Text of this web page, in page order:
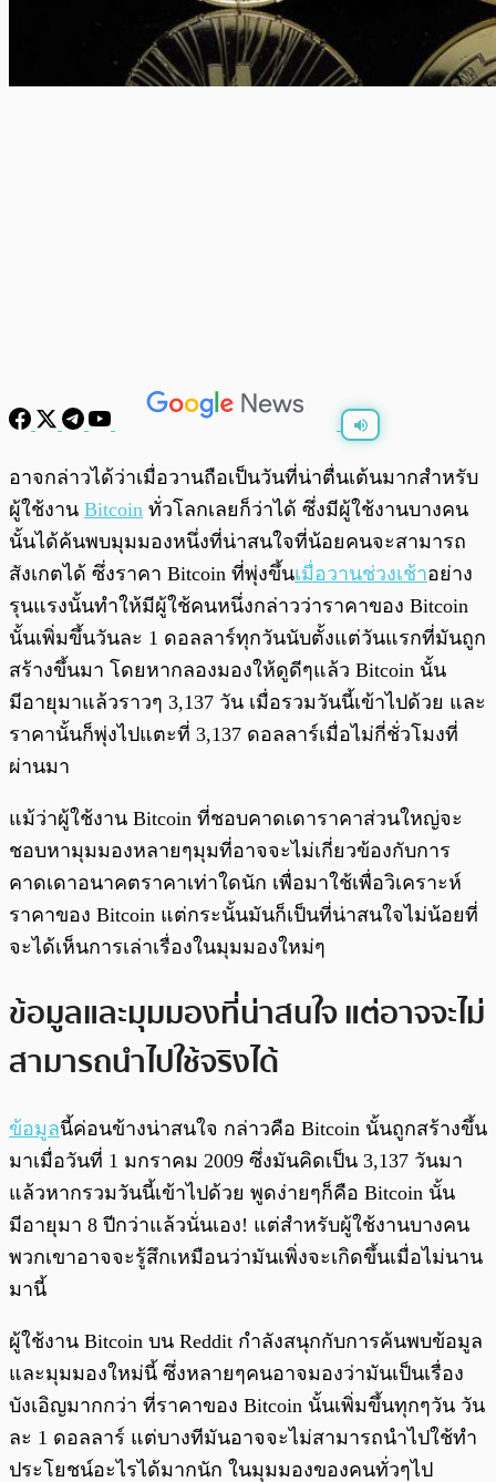
พร้อมเล่น 0:00
อาจกล่าวได้ว่าเมื่อวานถือเป็นวันที่น่าตื่นเต้นมากสำหรับ
ผู้ใช้งาน Bitcoin ทั่วโลกเลยก็ว่าได้ ซึ่งมีผู้ใช้งานบางคน
นั้นได้ค้นพบมุมมองหนึ่งที่น่าสนใจที่น้อยคนจะสามารถ
สังเกตได้ ซึ่งราคา Bitcoin ที่พุ่งขึ้นเมื่อวานช่วงเช้าอย่าง
รุนแรงนั้นทำให้มีผู้ใช้คนหนึ่งกล่าวว่าราคาของ Bitcoin
นั้นเพิ่มขึ้นวันละ 1 ดอลลาร์ทุกวันนับตั้งแต่วันแรกที่มันถูก
สร้างขึ้นมา โดยหากลองมองให้ดูดีๆแล้ว Bitcoin นั้น
มีอายุมาแล้วราวๆ 3,137 วัน เมื่อรวมวันนี้เข้าไปด้วย และ
ราคานั้นก็พุ่งไปแตะที่ 3,137 ดอลลาร์เมื่อไม่กี่ชั่วโมงที่
ผ่านมา
แม้ว่าผู้ใช้งาน Bitcoin ที่ชอบคาดเดาราคาส่วนใหญ่จะ
ชอบหามุมมองหลายๆมุมที่อาจจะไม่เกี่ยวข้องกับการ
คาดเดาอนาคตราคาเท่าใดนัก เพื่อมาใช้เพื่อวิเคราะห์
ราคาของ Bitcoin แต่กระนั้นมันก็เป็นที่น่าสนใจไม่น้อยที่
จะได้เห็นการเล่าเรื่องในมุมมองใหม่ๆ
ข้อมูลและมุมมองที่น่าสนใจ แต่อาจจะไม่
สามารถนำไปใช้จริงได้
ข้อมูลนี้ค่อนข้างน่าสนใจ กล่าวคือ Bitcoin นั้นถูกสร้างขึ้น
มาเมื่อวันที่ 1 มกราคม 2009 ซึ่งมันคิดเป็น 3,137 วันมา
แล้วหากรวมวันนี้เข้าไปด้วย พูดง่ายๆก็คือ Bitcoin นั้น
มีอายุมา 8 ปีกว่าแล้วนั่นเอง! แต่สำหรับผู้ใช้งานบางคน
พวกเขาอาจจะรู้สึกเหมือนว่ามันเพิ่งจะเกิดขึ้นเมื่อไม่นาน
มานี้
ผู้ใช้งาน Bitcoin บน Reddit กำลังสนุกกับการค้นพบข้อมูล
และมุมมองใหม่นี้ ซึ่งหลายๆคนอาจมองว่ามันเป็นเรื่อง
บังเอิญมากกว่า ที่ราคาของ Bitcoin นั้นเพิ่มขึ้นทุกๆวัน วัน
ละ 1 ดอลลาร์ แต่บางทีมันอาจจะไม่สามารถนำไปใช้ทำ
ประโยชน์อะไรได้มากนัก ในมุมมองของคนทั่วๆไป